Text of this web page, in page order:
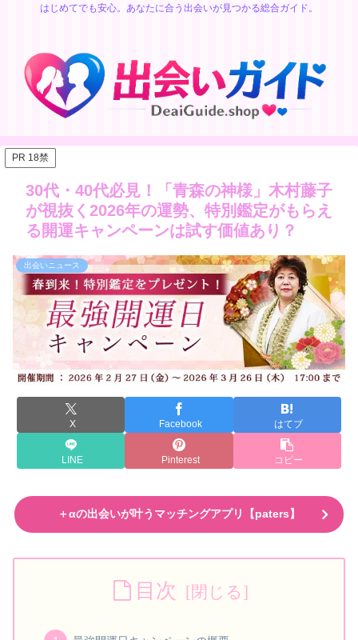
はじめてでも安心。あなたに合う出会いが見つかる総合ガイド。
PR 18禁
30代・40代必見！「青森の神様」木村藤子
が視抜く2026年の運勢、特別鑑定がもらえ
る開運キャンペーンは試す価値あり？
出会いニュース
X Facebook はてブ
LINE Pinterest コピー
＋αの出会いが叶うマッチングアプリ【paters】
目次